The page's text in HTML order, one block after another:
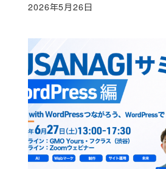
Published
2026年5月26日